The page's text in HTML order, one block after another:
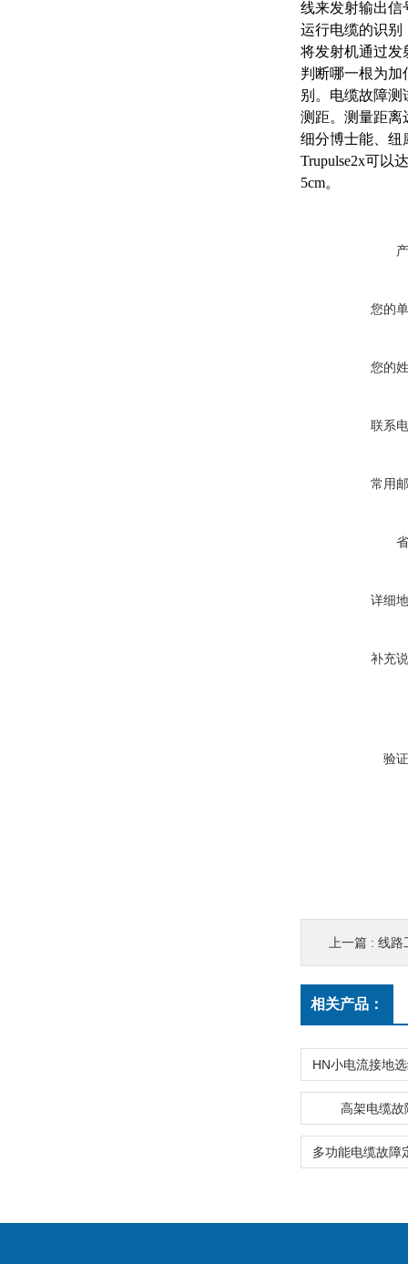
线来发射输出信
运行电缆的识别
将发射机通过发
判断哪一根为
别。电缆故障测
测距。测量距离
细分博士能、纽
Trupulse2x可以
5cm。
您的
您的
联系
常用
详细
补充
验
上一篇 : 线路
相关产品：
高架电缆故